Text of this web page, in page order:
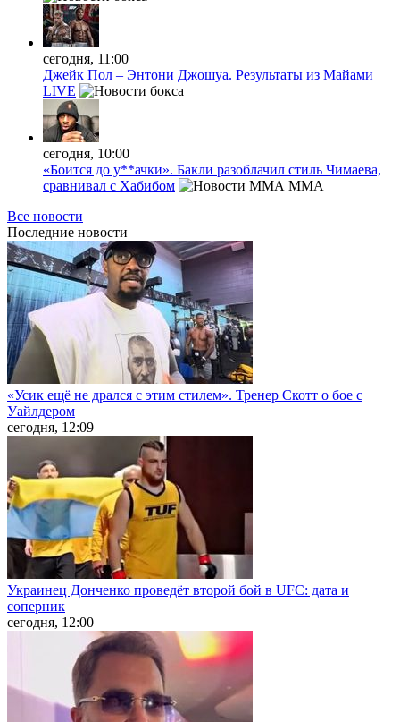
сегодня, 11:00
Джейк Пол – Энтони Джошуа. Результаты из Майами
LIVE
сегодня, 10:00
«Боится до у**ачки». Бакли разоблачил стиль Чимаева,
сравнивал с Хабибом
MMA
Все новости
Последние новости
«Усик ещё не дрался с этим стилем». Тренер Скотт о бое с
Уайлдером
сегодня, 12:09
Украинец Донченко проведёт второй бой в UFC: дата и
соперник
сегодня, 12:00